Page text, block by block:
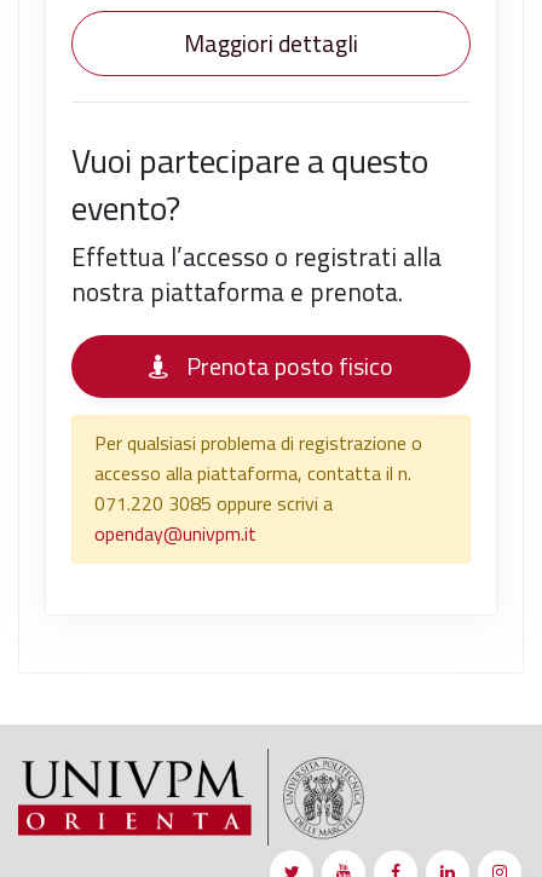
Maggiori dettagli
Vuoi partecipare a questo
evento?
Effettua l’accesso o registrati alla
nostra piattaforma e prenota.
Prenota posto fisico
Per qualsiasi problema di registrazione o
accesso alla piattaforma, contatta il n.
071.220 3085 oppure scrivi a
openday@univpm.it